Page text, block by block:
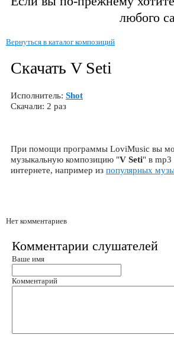
любого
Вернуться в каталог композиций
Скачать V Seti
Исполнитель: Shot
Скачали: 2 раз
При помощи программы LoviMusic вы
музыкальную композицию "V Seti" в mp3
интернете, например из популярных
Нет комментариев
Комментарии слушателей
Ваше имя
Комментарий